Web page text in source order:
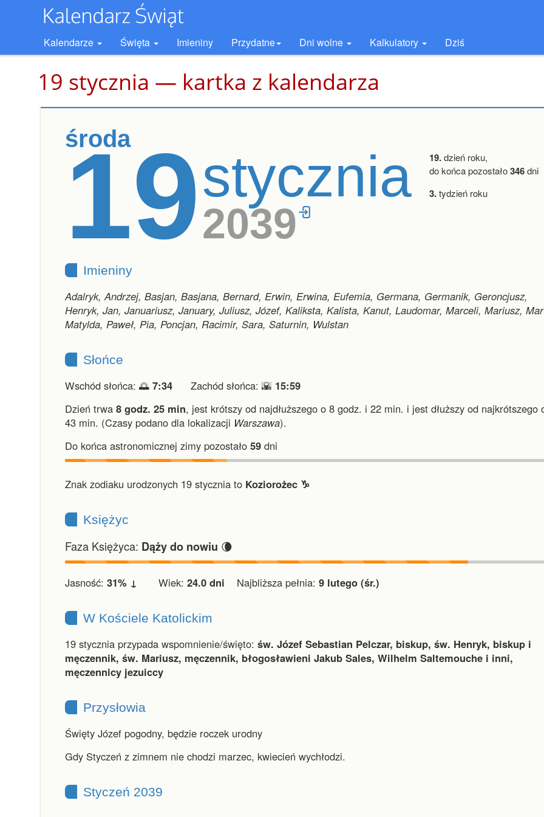
Kalendarze Święta Imieniny Przydatne Dni wolne Kalkulatory Dziś
19 stycznia — kartka z kalendarza
środa
19stycznia
2039
19.dzień roku,
do końca pozostało346dni
3.tydzień roku
Imieniny
Adalryk, Andrzej, Basjan, Basjana, Bernard, Erwin, Erwina, Eufemia, Germana, Germanik, Geroncjusz,
Henryk, Jan, Januariusz, January, Juliusz, Józef, Kaliksta, Kalista, Kanut, Laudomar, Marceli, Mariusz,
Matylda, Paweł, Pia, Poncjan, Racimir, Sara, Saturnin, Wulstan
Słońce
Wschód słońca: 🌅 7:34 Zachód słońca: 🌇 15:59
Dzień trwa 8 godz. 25 min, jest krótszy od najdłuższego o 8 godz. i 22 min. i jest dłuższy od najkrótszego
43 min. (Czasy podano dla lokalizacji Warszawa).
Do końca astronomicznej zimy pozostało 59 dni
Znak zodiaku urodzonych 19 stycznia to Koziorożec ♑︎
Księżyc
Faza Księżyca: Dąży do nowiu 🌘
Jasność: 31% ↓ Wiek: 24.0 dni Najbliższa pełnia: 9 lutego (śr.)
W Kościele Katolickim
19 stycznia przypada wspomnienie/święto: św. Józef Sebastian Pelczar, biskup, św. Henryk, biskup i
męczennik, św. Mariusz, męczennik, błogosławieni Jakub Sales, Wilhelm Saltemouche i inni,
męczennicy jezuiccy
Przysłowia
Święty Józef pogodny, będzie roczek urodny
Gdy Styczeń z zimnem nie chodzi marzec, kwiecień wychłodzi.
Styczeń 2039